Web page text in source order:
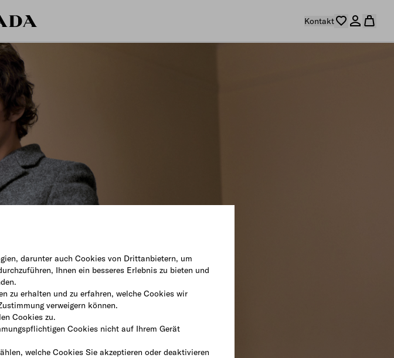
darunter auch Cookies von Drittanbietern, um
Ihnen ein besseres Erlebnis zu bieten und
zu erhalten und zu erfahren, welche Cookies wir
verweigern können.
Cookies zu.
Cookies nicht auf Ihrem Gerät
welche Cookies Sie akzeptieren oder deaktivieren
Kontakt